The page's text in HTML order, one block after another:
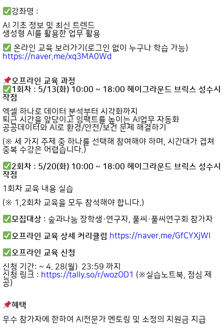
강좌명 :
AI 기초 정보 및 최신 트렌드
생성형 AI를 활용한 업무 활용
온라인 교육 보러가기(로그인 없이 누구나 학습 가능)
https://naver.me/xq3MA0Wd
오프라인 교육 과정
1회차 : 5/13(화) 10:00 ~ 18:00 헤이그라운드 브릭스 성수시
작점
엑셀 하나로 데이터 분석부터 시각화까지
퇴근 시간을 앞당이고 임팩트를 높이는 AI업무 자동화
공공데이터와 AI로 환경/안전/보건 문제 해결하기
(※ 세 가지 주제 중 하나를 선택해 참여해야 하며, 시간대가 겹쳐
중복 수강은 어렵습니다.)
2회차 : 5/20(화) 10:00 ~ 18:00 헤이그라운드 브릭스 성수시
작점
1회차 교육 내용 실습
(※ 1,2회차 교육을 모두 참석해야 합니다.)
모집대상 : 숲과나눔 장학생·연구자, 풀씨·풀씨연구회 참가자
오프라인 교육 상세 커리큘럼 https://naver.me/GfCYXjWl
오프라인 교육 신청
신청 기간: ~ 4. 28(월) 23:59 까지
신청 링크 : https://tally.so/r/wozOD1 (※실습노트북, 점심 제
공)
혜택
우수 참가자에 한하여 AI전문가 멘토링 및 소정의 지원금 지급